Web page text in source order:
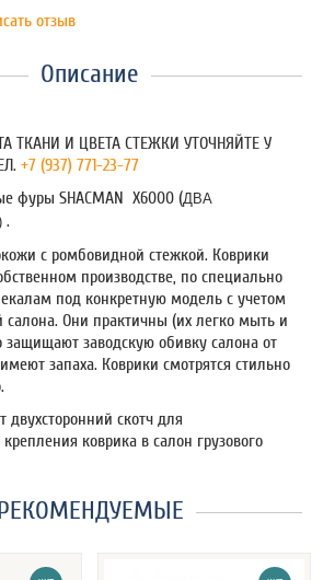
отзыв
Описание
ТКАНИ И ЦВЕТА СТЕЖКИ УТОЧНЯЙТЕ У
+7 (937) 771-23-77
фуры SHACMAN X6000 (ДВА
.
с ромбовидной стежкой. Коврики
производстве, по специально
под конкретную модель с учетом
салона. Они практичны (их легко мыть и
защищают заводскую обивку салона от
запаха. Коврики смотрятся стильно
двухсторонний скотч для
коврика в салон грузового